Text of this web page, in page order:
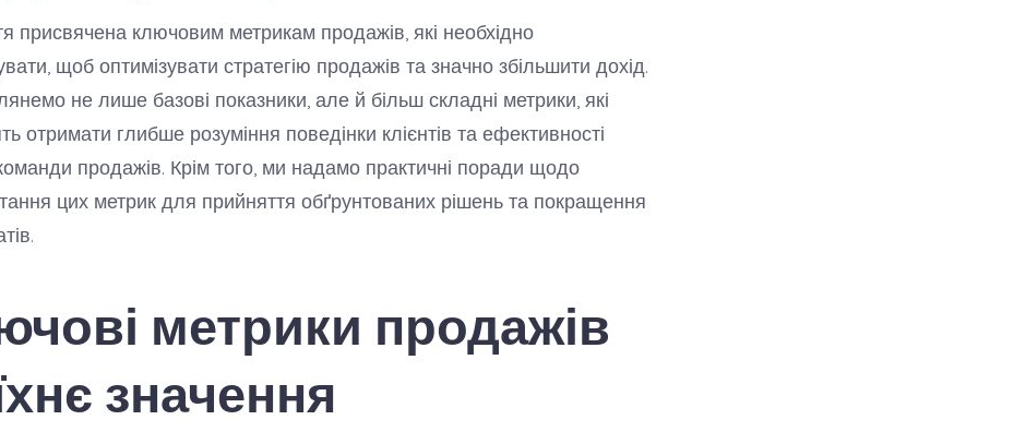
присвячена ключовим метрикам продажів, які необхідно
щоб оптимізувати стратегію продажів та значно збільшити дохід.
не лише базові показники, але й більш складні метрики, які
отримати глибше розуміння поведінки клієнтів та ефективності
продажів. Крім того, ми надамо практичні поради щодо
цих метрик для прийняття обґрунтованих рішень та покращення
метрики продажів
значення